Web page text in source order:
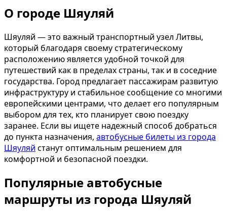
О городе Шяуляй
Шяуляй — это важный транспортный узел Литвы,
который благодаря своему стратегическому
расположению является удобной точкой для
путешествий как в пределах страны, так и в соседние
государства. Город предлагает пассажирам развитую
инфраструктуру и стабильное сообщение со многими
европейскими центрами, что делает его популярным
выбором для тех, кто планирует свою поездку
заранее. Если вы ищете надежный способ добраться
до пункта назначения, автобусные билеты из города
Шяуляй станут оптимальным решением для
комфортной и безопасной поездки.
Популярные автобусные
маршруты из города Шяуляй